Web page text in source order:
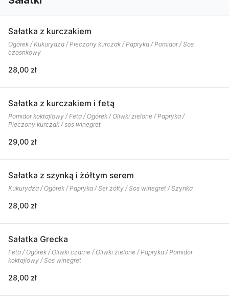
Sałatka z kurczakiem
Ogórek / Kukurydza / Pieczony kurczak / Papryka / Pomidor / Sos
czosnkowy
28,00 zł
Sałatka z kurczakiem i fetą
Pomidor koktajlowy / Feta / Ogórek / Oliwki zielone / Papryka /
Pieczony kurczak / sos winegret
29,00 zł
Sałatka z szynką i żółtym serem
Kukurydza / Ogórek / Papryka / Ser żółty / Sos winegret / Szynka
28,00 zł
Sałatka Grecka
Feta / Ogórek / Oliwki czarne / Oliwki zielone / Papryka / Pomidor
koktajlowy / Sos winegret
28,00 zł